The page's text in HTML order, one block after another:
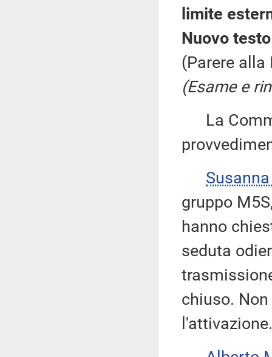
limite
Nuovo
(Parere alla
(Esame e
La
gruppo
hanno
seduta
chiuso.
l'attivazione.